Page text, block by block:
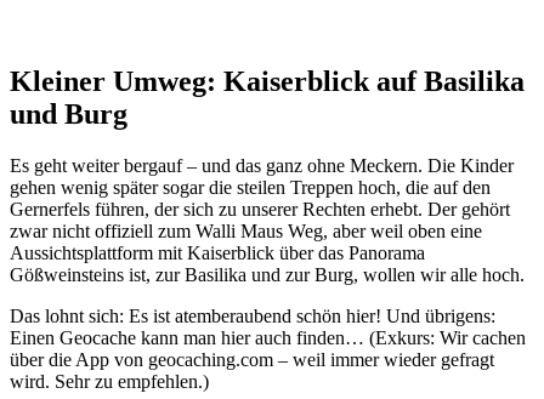
Kleiner Umweg: Kaiserblick auf Basilika
und Burg
Es geht weiter bergauf – und das ganz ohne Meckern. Die Kinder
gehen wenig später sogar die steilen Treppen hoch, die auf den
Gernerfels führen, der sich zu unserer Rechten erhebt. Der gehört
zwar nicht offiziell zum Walli Maus Weg, aber weil oben eine
Aussichtsplattform mit Kaiserblick über das Panorama
Gößweinsteins ist, zur Basilika und zur Burg, wollen wir alle hoch.
Das lohnt sich: Es ist atemberaubend schön hier! Und übrigens:
Einen Geocache kann man hier auch finden… (Exkurs: Wir cachen
über die App von geocaching.com – weil immer wieder gefragt
wird. Sehr zu empfehlen.)